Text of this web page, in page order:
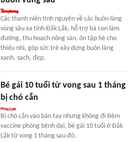
Các thanh niên tình nguyện về các buôn làng
vùng sâu xa tỉnh Đắk Lắk, hỗ trợ bà con làm
đường, thu hoạch nông sản, ôn tập hè cho
thiếu nhi, góp sức trẻ xây dựng buôn làng
xanh, sạch, đẹp.
Bé gái 10 tuổi tử vong sau 1 tháng
bị chó cắn
Bị chó cắn vào bàn tay nhưng không đi tiêm
vaccine phòng bệnh dại, bé gái 10 tuổi ở Đắk
Lắk tử vong 1 tháng sau đó.